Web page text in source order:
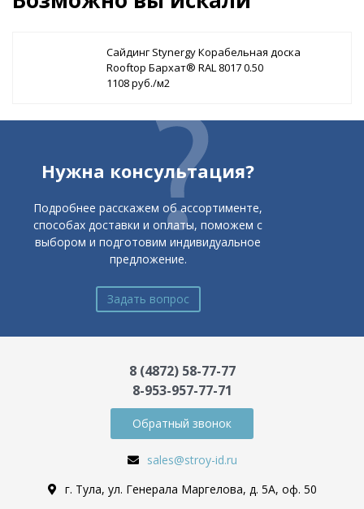
Сайдинг Stynergy Корабельная доска
Rooftop Бархат® RAL 8017 0.50
1108 руб./м2
Нужна консультация?
Подробнее расскажем об ассортименте,
способах доставки и оплаты, поможем с
выбором и подготовим индивидуальное
предложение.
Задать вопрос
8 (4872) 58-77-77
8-953-957-77-71
Обратный звонок
sales@stroy-id.ru
г. Тула, ул. Генерала Маргелова, д. 5А, оф. 50